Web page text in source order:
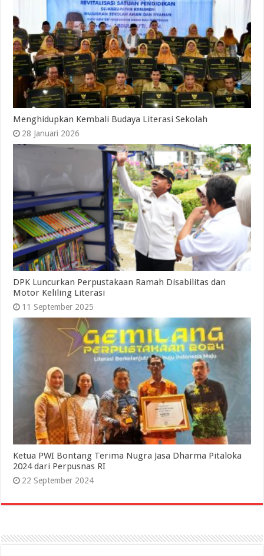
Menghidupkan Kembali Budaya Literasi Sekolah
28 Januari 2026
DPK Luncurkan Perpustakaan Ramah Disabilitas dan
Motor Keliling Literasi
11 September 2025
Ketua PWI Bontang Terima Nugra Jasa Dharma Pitaloka
2024 dari Perpusnas RI
22 September 2024